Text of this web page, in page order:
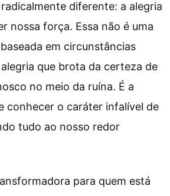
diferente: a alegria
nossa força. Essa não é uma
em circunstâncias
que brota da certeza de
no meio da ruína. É a
conhecer o caráter infalível de
tudo ao nosso redor
para quem está